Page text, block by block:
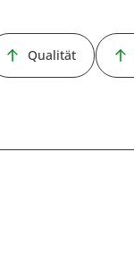
Qualität